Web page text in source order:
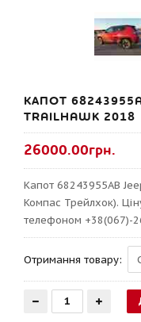
КАПОТ
TRAILHAWK 2018
26000.00грн.
Капот 68243955AB
Компас Трейлхок).
телефоном +38(067)-
Отримання товару: